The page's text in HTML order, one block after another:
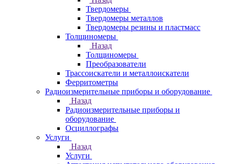
Твердомеры
Твердомеры металлов
Твердомеры резины и пластмасс
Толщиномеры
Назад
Толщиномеры
Преобразователи
Трассоискатели и металлоискатели
Ферритометры
Радиоизмерительные приборы и оборудование
Назад
Радиоизмерительные приборы и
оборудование
Осциллографы
Услуги
Назад
Услуги